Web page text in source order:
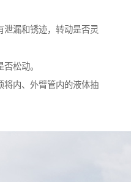
泄漏和锈迹，转动是否灵
松动。
将内、外臂管内的液体抽